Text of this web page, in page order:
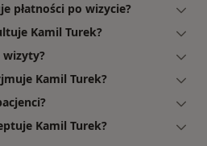
płatności po wizycie?
Kamil Turek?
wizyty?
Kamil Turek?
Kamil Turek?